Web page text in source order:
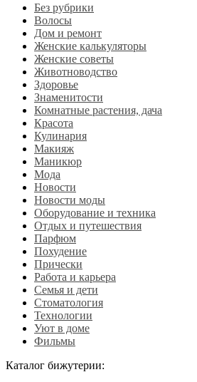
Без рубрики
Волосы
Дом и ремонт
Женские калькуляторы
Женские советы
Животноводство
Здоровье
Знаменитости
Комнатные растения, дача
Красота
Кулинария
Макияж
Маникюр
Мода
Новости
Новости моды
Оборудование и техника
Отдых и путешествия
Парфюм
Похудение
Прически
Работа и карьера
Семья и дети
Стоматология
Технологии
Уют в доме
Фильмы
Каталог бижутерии: